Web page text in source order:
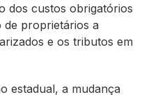
dos custos obrigatórios
de proprietários a
e os tributos em
estadual, a mudança